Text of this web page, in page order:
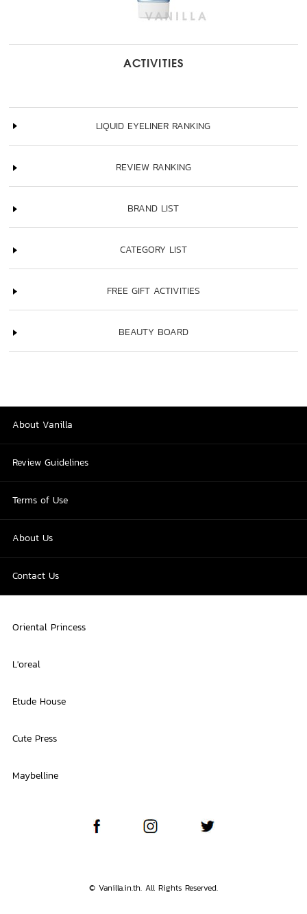
ACTIVITIES
LIQUID EYELINER RANKING
REVIEW RANKING
BRAND LIST
CATEGORY LIST
FREE GIFT ACTIVITIES
BEAUTY BOARD
About Vanilla
Review Guidelines
Terms of Use
About Us
Contact Us
Oriental Princess
L'oreal
Etude House
Cute Press
Maybelline
© Vanilla.in.th. All Rights Reserved.